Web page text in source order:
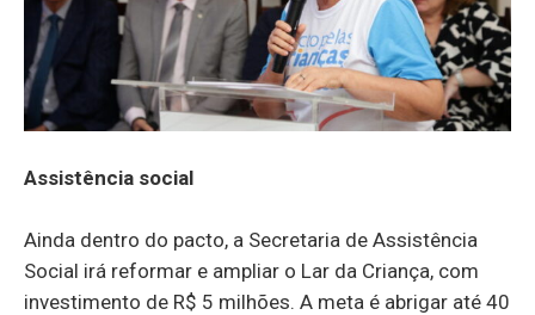
Assistência social
Ainda dentro do pacto, a Secretaria de Assistência
Social irá reformar e ampliar o Lar da Criança, com
investimento de R$ 5 milhões. A meta é abrigar até 40